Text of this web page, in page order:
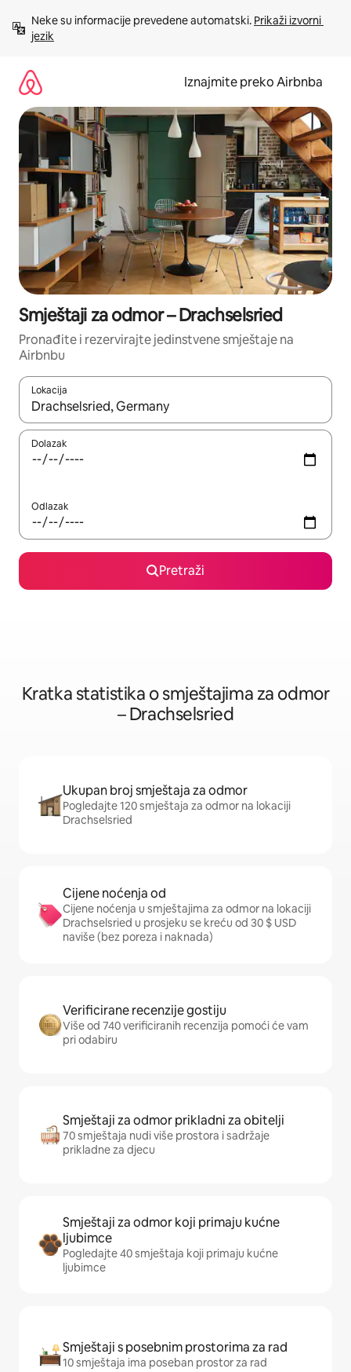
sadržaj
Neke su informacije prevedene automatski. Prikaži izvorni
jezik
Iznajmite preko Airbnba
Smještaji za odmor – Drachselsried
Pronađite i rezervirajte jedinstvene smještaje na
Airbnbu
Lokacija
Kada budu dostupni rezultati, moći ćete ih pregledati
Dolazak
Odlazak
Pretraži
Kratka statistika o smještajima za odmor
– Drachselsried
Ukupan broj smještaja za odmor
Pogledajte 120 smještaja za odmor na lokaciji
Drachselsried
Cijene noćenja od
Cijene noćenja u smještajima za odmor na lokaciji
Drachselsried u prosjeku se kreću od 30 $ USD
naviše (bez poreza i naknada)
Verificirane recenzije gostiju
Više od 740 verificiranih recenzija pomoći će vam
pri odabiru
Smještaji za odmor prikladni za obitelji
70 smještaja nudi više prostora i sadržaje
prikladne za djecu
Smještaji za odmor koji primaju kućne
ljubimce
Pogledajte 40 smještaja koji primaju kućne
ljubimce
Smještaji s posebnim prostorima za rad
10 smještaja ima poseban prostor za rad